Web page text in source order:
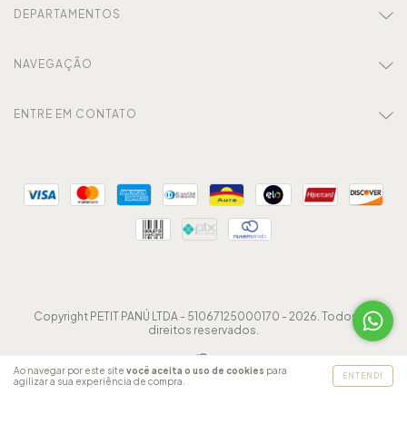
Ao navegar por este site você aceita o uso de cookies para
agilizar a sua experiência de compra.
ENTENDI
DEPARTAMENTOS
NAVEGAÇÃO
ENTRE EM CONTATO
Copyright PETIT PANÚ LTDA - 51067125000170 - 2026. Todos os
direitos reservados.